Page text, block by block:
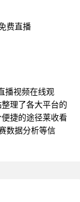
费直播
播视频在线观
理了各大平台的
捷的途径莱收看
数据分析等信